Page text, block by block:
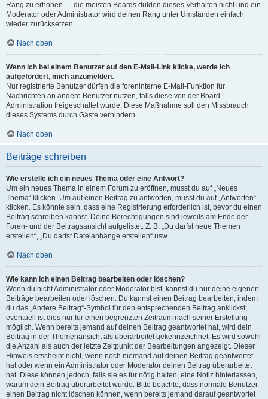
Rang zu erhöhen — die meisten Boards dulden dieses Verhalten nicht und ein
Moderator oder Administrator wird deinen Rang unter Umständen einfach
wieder zurücksetzen.
Nach oben
Wenn ich bei einem Benutzer auf den E-Mail-Link klicke, werde ich
aufgefordert, mich anzumelden.
Nur registrierte Benutzer dürfen die foreninterne E-Mail-Funktion für
Nachrichten an andere Benutzer nutzen, falls diese von der Board-
Administration freigeschaltet wurde. Diese Maßnahme soll den Missbrauch
dieses Systems durch Gäste verhindern.
Nach oben
Beiträge schreiben
Wie erstelle ich ein neues Thema oder eine Antwort?
Um ein neues Thema in einem Forum zu eröffnen, musst du auf „Neues
Thema“ klicken. Um auf einen Beitrag zu antworten, musst du auf „Antworten“
klicken. Es könnte sein, dass eine Registrierung erforderlich ist, bevor du einen
Beitrag schreiben kannst. Deine Berechtigungen sind jeweils am Ende der
Foren- und der Beitragsansicht aufgelistet. Z. B. „Du darfst neue Themen
erstellen“, „Du darfst Dateianhänge erstellen“ usw.
Nach oben
Wie kann ich einen Beitrag bearbeiten oder löschen?
Wenn du nicht Administrator oder Moderator bist, kannst du nur deine eigenen
Beiträge bearbeiten oder löschen. Du kannst einen Beitrag bearbeiten, indem
du das „Ändere Beitrag“-Symbol für den entsprechenden Beitrag anklickst;
eventuell ist dies nur für einen begrenzten Zeitraum nach seiner Erstellung
möglich. Wenn bereits jemand auf deinen Beitrag geantwortet hat, wird dein
Beitrag in der Themenansicht als überarbeitet gekennzeichnet. Es wird sowohl
die Anzahl als auch der letzte Zeitpunkt der Bearbeitungen angezeigt. Dieser
Hinweis erscheint nicht, wenn noch niemand auf deinen Beitrag geantwortet
hat oder wenn ein Administrator oder Moderator deinen Beitrag überarbeitet
hat. Diese können jedoch, falls sie es für nötig halten, eine Notiz hinterlassen,
warum dein Beitrag überarbeitet wurde. Bitte beachte, dass normale Benutzer
einen Beitrag nicht löschen können, wenn bereits jemand darauf geantwortet